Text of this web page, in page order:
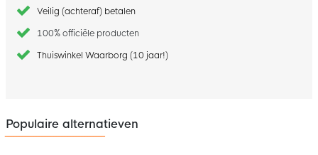
Veilig (achteraf) betalen
100% officiële producten
Thuiswinkel Waarborg (10 jaar!)
Populaire alternatieven